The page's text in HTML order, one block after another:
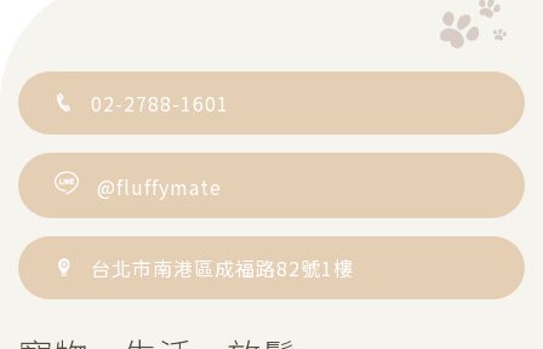
02-2788-1601
@fluffymate
台北市南港區成福路82號1樓